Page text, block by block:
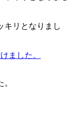
キリとなりまし